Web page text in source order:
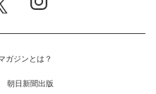
ガジンとは？
朝日新聞出版